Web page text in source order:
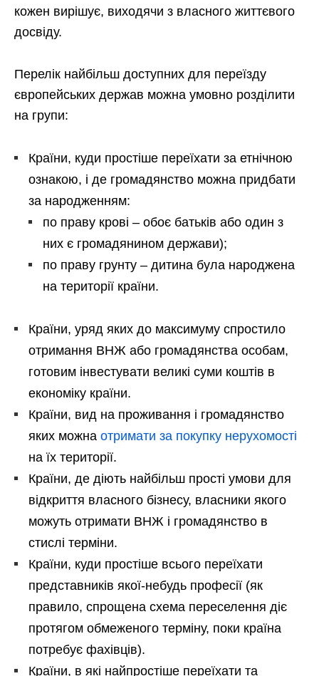
кожен вирішує, виходячи з власного життєвого
досвіду.
Перелік найбільш доступних для переїзду
європейських держав можна умовно розділити
на групи:
Країни, куди простіше переїхати за етнічною
ознакою, і де громадянство можна придбати
за народженням:
по праву крові – обоє батьків або один з
них є громадянином держави);
по праву грунту – дитина була народжена
на території країни.
Країни, уряд яких до максимуму спростило
отримання ВНЖ або громадянства особам,
готовим інвестувати великі суми коштів в
економіку країни.
Країни, вид на проживання і громадянство
яких можна отримати за покупку нерухомості
на їх території.
Країни, де діють найбільш прості умови для
відкриття власного бізнесу, власники якого
можуть отримати ВНЖ і громадянство в
стислі терміни.
Країни, куди простіше всього переїхати
представників якої-небудь професії (як
правило, спрощена схема переселення діє
протягом обмеженого терміну, поки країна
потребує фахівців).
Країни, в які найпростіше переїхати та